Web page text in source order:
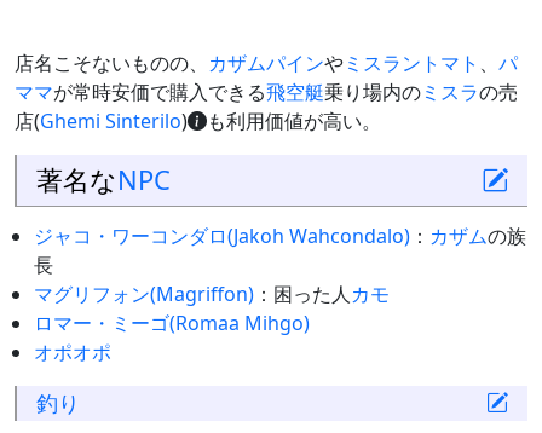
店名こそないものの、 カザムパインやミスラントマト 、 パ
ママが常時安価で購入できる飛空艇乗り場内のミスラの売
店(Ghemi Sinterilo) も利用価値が高い。
著名なNPC
ジャコ・ワーコンダロ(Jakoh Wahcondalo) ： カザムの族
長
マグリフォン(Magriffon) ：困った人カモ
ロマー・ミーゴ(Romaa Mihgo)
オポオポ
釣り